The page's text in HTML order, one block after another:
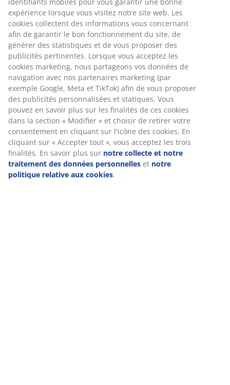
Numéro d’article: 3630106
Instructions de montage
Spécifications
Avis
(16)
Livraison
Chez JYSK, nous utilisons des cookies et des identifiants
mobiles pour vous garantir une bonne expérience
lorsque vous visitez notre site web. Les cookies collectent
des informations vous concernant afin de garantir le bon
fonctionnement du site, de générer des statistiques et de
vous proposer des publicités pertinentes. Lorsque vous
acceptez les cookies marketing, nous partageons vos
données de navigation avec nos partenaires marketing
(par exemple Google, Meta et TikTok) afin de vous
proposer des publicités personnalisées et statiques.
Vous pouvez en savoir plus sur les finalités de ces
cookies dans la section « Modifier » et choisir de retirer
votre consentement en cliquant sur l'icône des cookies.
En cliquant sur « Accepter tout », vous acceptez les trois
finalités. En savoir plus surnotre collecte et notre
traitement des données personnelles